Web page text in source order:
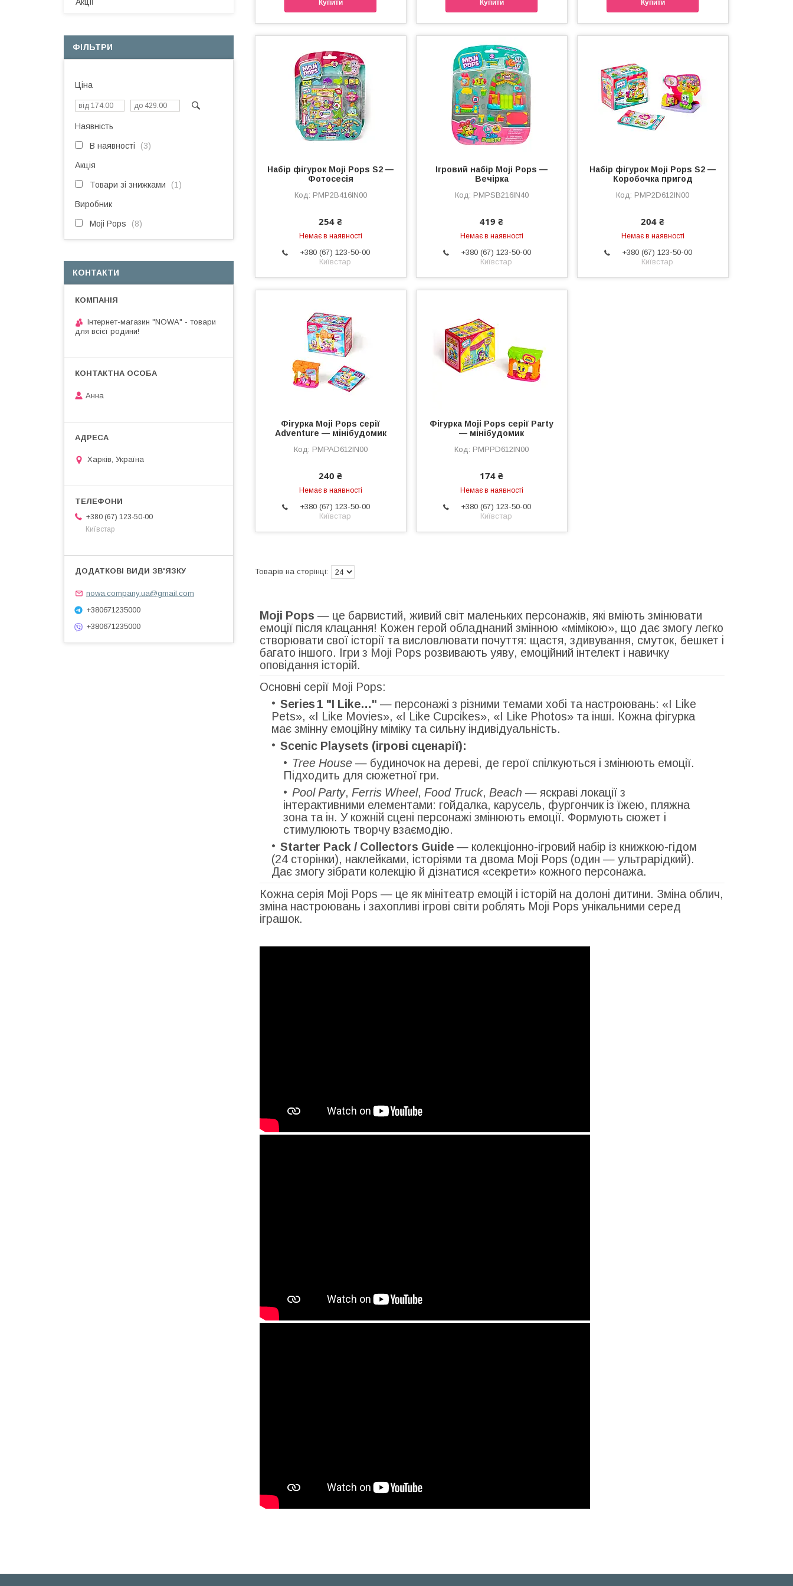
Купити Купити Купити
Набір фігурок Moji Pops S2 —
Фотосесія
PMP2B416IN00
254 ₴
Немає в наявності
+380 (67) 123-50-00
Київстар
Ігровий набір Moji Pops —
Вечірка
PMPSB216IN40
419 ₴
Немає в наявності
+380 (67) 123-50-00
Київстар
Набір фігурок Moji Pops S2 —
Коробочка пригод
PMP2D612IN00
204 ₴
Немає в наявності
+380 (67) 123-50-00
Київстар
Фігурка Moji Pops серії
Adventure — мінібудомик
PMPAD612IN00
240 ₴
Немає в наявності
+380 (67) 123-50-00
Київстар
Фігурка Moji Pops серії Party
— мінібудомик
PMPPD612IN00
174 ₴
Немає в наявності
+380 (67) 123-50-00
Київстар
Moji Pops — це барвистий, живий світ маленьких персонажів, які вміють змінювати
емоції після клацання! Кожен герой обладнаний змінною «мімікою», що дає змогу легко
створювати свої історії та висловлювати почуття: щастя, здивування, смуток, бешкет і
багато іншого. Ігри з Moji Pops розвивають уяву, емоційний інтелект і навичку
оповідання історій.
Основні серії Moji Pops:
Series 1 "I Like…" — персонажі з різними темами хобі та настроювань: «I Like
Pets», «I Like Movies», «I Like Cupcikes», «I Like Photos» та інші. Кожна фігурка
має змінну емоційну міміку та сильну індивідуальність.
Scenic Playsets (ігрові сценарії):
Tree House — будиночок на дереві, де герої спілкуються і змінюють емоції.
Підходить для сюжетної гри.
Pool Party, Ferris Wheel, Food Truck, Beach — яскраві локації з
інтерактивними елементами: гойдалка, карусель, фургончик із їжею, пляжна
зона та ін. У кожній сцені персонажі змінюють емоції. Формують сюжет і
стимулюють творчу взаємодію.
Starter Pack / Collectors Guide — колекціонно-ігровий набір із книжкою-гідом
(24 сторінки), наклейками, історіями та двома Moji Pops (один — ультрарідкий).
Дає змогу зібрати колекцію й дізнатися «секрети» кожного персонажа.
Кожна серія Moji Pops — це як мінітеатр емоцій і історій на долоні дитини. Зміна облич,
зміна настроювань і захопливі ігрові світи роблять Moji Pops унікальними серед
іграшок.
ФІЛЬТРИ
Ціна
Наявність
В наявності 3
Акція
Товари зі знижками 1
Виробник
Moji Pops 8
КОНТАКТИ
Інтернет-магазин "NOWA" - товари
для всієї родини!
Анна
Харків, Україна
+380 (67) 123-50-00
Київстар
nowa.company.ua@gmail.com
+380671235000
+380671235000